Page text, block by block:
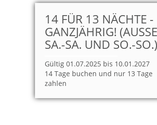
14 FÜR 13 NÄCHTE -
GANZJÄHRIG!
A.-SA. UND SO.-SO.)
Gültig 01.07.2025 bis 10.01.2027
14 Tage buchen und nur 13 Tage
zahlen